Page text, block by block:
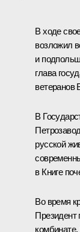
В ходе
возложил
и
глава
ветеранов
В
русской
в Книге
Во время
Президент